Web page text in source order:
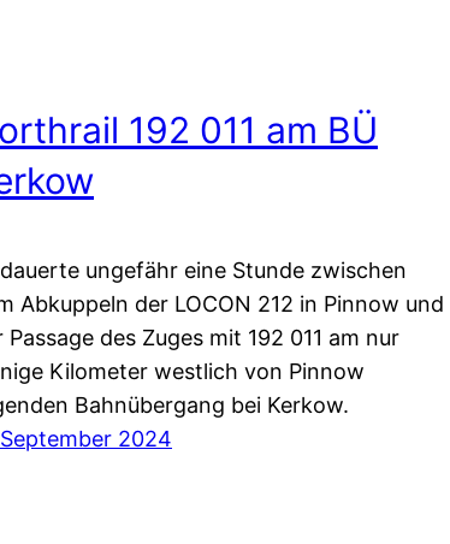
192 011 am BÜ
ungefähr eine Stunde zwischen
Abkuppeln der LOCON 212 in Pinnow und
Passage des Zuges mit 192 011 am nur
Kilometer westlich von Pinnow
Bahnübergang bei Kerkow.
September 2024